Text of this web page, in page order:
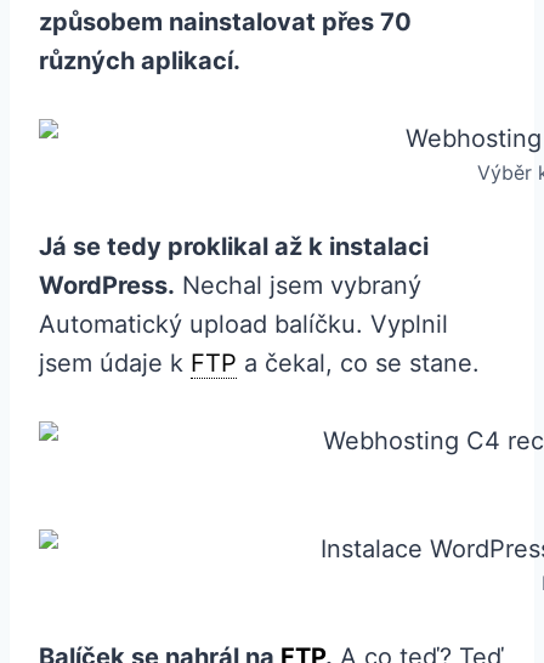
způsobem nainstalovat přes 70
různých aplikací.
Výběr
Já se tedy proklikal až k instalaci
WordPress. Nechal jsem vybraný
Automatický upload balíčku. Vyplnil
jsem údaje k FTP a čekal, co se stane.
Balíček se nahrál na FTP. A co teď? Teď